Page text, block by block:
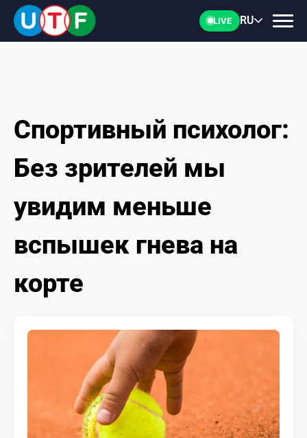
LIVE RU
ГЛАВНАЯ
ФТУ
НОВОСТИ
ДОКУМЕНТЫ
ПЕРСОНАЛИИ
КОНТАКТЫ
UZ-PIN
Спортивный психолог:
Без зрителей мы
увидим меньше
вспышек гнева на
корте